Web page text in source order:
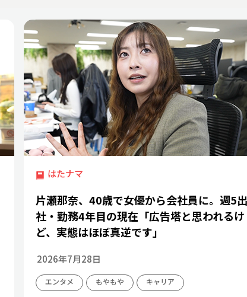
はたナマ
片瀬那奈、40歳で女優から会社員に。週5出
社・勤務4年目の現在「広告塔と思われるけ
ど、実態はほぼ真逆です」
2026年7月28日
エンタメ もやもや キャリア